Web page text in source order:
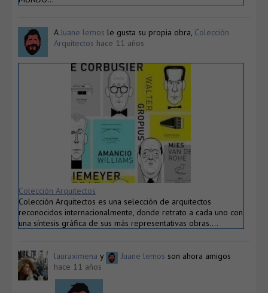
AJuane lemos le gusta su propia obra, Colección
Arquitectos hace 11 años
Colección Arquitectos
Colección Arquitectos es una selección de arquitectos
reconocidos internacionalmente, donde retrato a cada uno con
una síntesis gráfica de sus más representativas obras….
lauraximena y Juane lemos son ahora amigos
hace 11 años